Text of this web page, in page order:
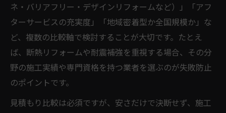
ネ・バリアフリー・デザインリフォームなど）」「アフ
ターサービスの充実度」「地域密着型か全国規模か」な
ど、複数の比較軸で検討することが大切です。たとえ
ば、断熱リフォームや耐震補強を重視する場合、その分
野の施工実績や専門資格を持つ業者を選ぶのが失敗防止
のポイントです。
見積もり比較は必須ですが、安さだけで決断せず、施工